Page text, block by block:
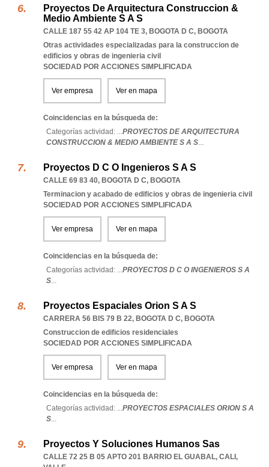
Proyectos De Arquitectura Construccion &
Medio Ambiente S A S
CALLE 187 55 42 AP 104 TE 3, BOGOTA D C, BOGOTA
Otras actividades especializadas para la construccion de
edificios y obras de ingenieria civil
SOCIEDAD POR ACCIONES SIMPLIFICADA
Ver empresa Ver en mapa
Coincidencias en la búsqueda de:
Categorías actividad: ...PROYECTOS DE ARQUITECTURA
CONSTRUCCION & MEDIO AMBIENTE S A S...
Proyectos D C O Ingenieros S A S
CALLE 69 83 40, BOGOTA D C, BOGOTA
Terminacion y acabado de edificios y obras de ingenieria civil
SOCIEDAD POR ACCIONES SIMPLIFICADA
Ver empresa Ver en mapa
Coincidencias en la búsqueda de:
Categorías actividad: ...PROYECTOS D C O INGENIEROS S A
S...
Proyectos Espaciales Orion S A S
CARRERA 56 BIS 79 B 22, BOGOTA D C, BOGOTA
Construccion de edificios residenciales
SOCIEDAD POR ACCIONES SIMPLIFICADA
Ver empresa Ver en mapa
Coincidencias en la búsqueda de:
Categorías actividad: ...PROYECTOS ESPACIALES ORION S A
S...
Proyectos Y Soluciones Humanos Sas
CALLE 72 25 B 05 APTO 201 BARRIO EL GUABAL, CALI ,